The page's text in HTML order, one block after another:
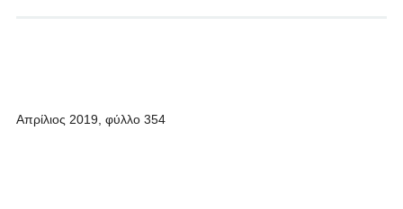
Απρίλιος 2019, φύλλο 354